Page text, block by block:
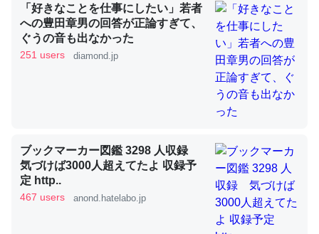
くらい。小説でいう「ずっと前の伏線」は回収されないけ
ど、短期記憶というには多い分量。進化すればするほど分
かりやすく強くなりそう
─GPTの仕組みと限界についての考察（１） - conceptualization
昆虫ってカルシウム少ないのか。知らんかった。調べたら
コオロギのカルシウム分はエビの600分の1程度。
─ニュース :: 【研究発表】昆虫学の大問題＝「昆虫はなぜ海にいな
「好きなことを仕事にしたい」若者
への豊田章男の回答が正論すぎて、
ぐうの音も出なかった
251 users diamond.jp
ブックマーカー図鑑 3298 人収録
気づけば3000人超えてたよ 収録予
定 http..
467 users anond.hatelabo.jp